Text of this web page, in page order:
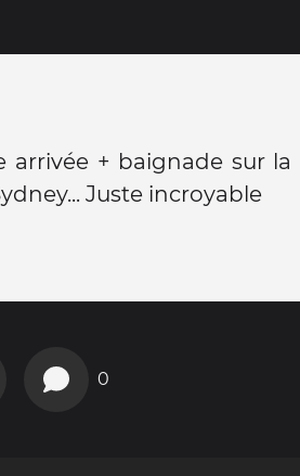
+ baignade sur la
Juste incroyable
0